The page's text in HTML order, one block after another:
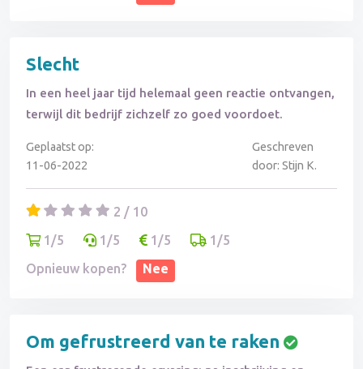
Slecht
In een heel jaar tijd helemaal geen reactie ontvangen,
terwijl dit bedrijf zichzelf zo goed voordoet.
Geplaatst op:
11-06-2022
Geschreven
door: Stijn K.
2 / 10
1/5
1/5 1/5
1/5
Opnieuw kopen?
Nee
Om gefrustreerd van te raken